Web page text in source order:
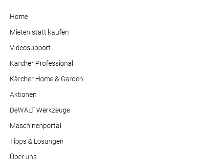
Home
Mieten statt kaufen
Videosupport
Kärcher Professional
Kärcher Home & Garden
Aktionen
DeWALT Werkzeuge
Maschinenportal
Tipps & Lösungen
Über uns